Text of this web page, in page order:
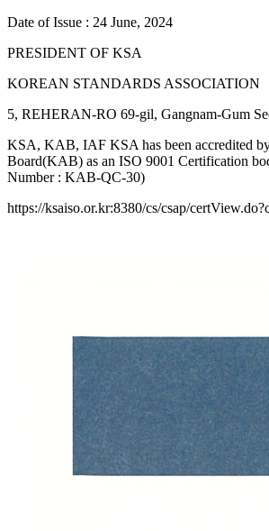
Date of Issue : 24 June, 2024
PRESIDENT OF KSA
KOREAN STANDARDS ASSOCIATION
5, REHERAN-RO 69-gil, Gangnam-Gum
KSA, KAB, IAF KSA has been accredited
Board(KAB) as an ISO 9001 Certification
Number : KAB-QC-30)
https://ksaiso.or.kr:8380/cs/csap/